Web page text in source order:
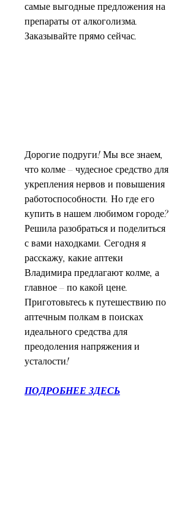
самые выгодные предложения на
препараты от алкоголизма.
Заказывайте прямо сейчас.
Дорогие подруги! Мы все знаем,
что колме – чудесное средство для
укрепления нервов и повышения
работоспособности. Но где его
купить в нашем любимом городе?
Решила разобраться и поделиться
с вами находками. Сегодня я
расскажу, какие аптеки
Владимира предлагают колме, а
главное – по какой цене.
Приготовьтесь к путешествию по
аптечным полкам в поисках
идеального средства для
преодоления напряжения и
усталости!
ПОДРОБНЕЕ ЗДЕСЬ